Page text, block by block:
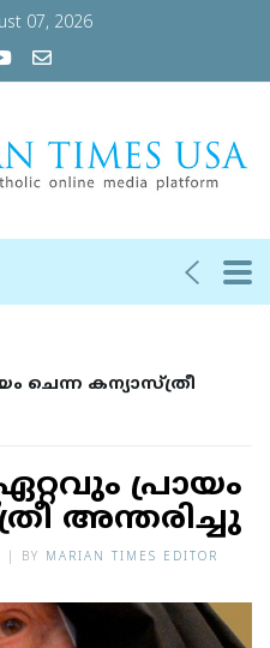
07, 2026
ചെന്ന കന്യാസ്ത്രീ
പ്രായം
അന്തരിച്ചു
BY MARIAN TIMES EDITOR